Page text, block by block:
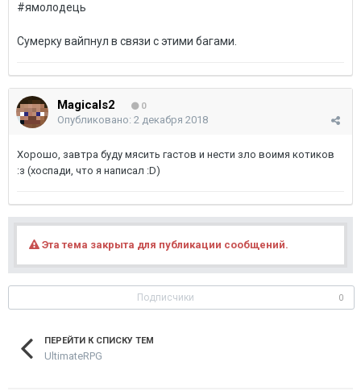
#ямолодець
Сумерку вайпнул в связи с этими багами.
Magicals2 0
Опубликовано: 2 декабря 2018
Хорошо, завтра буду мясить гастов и нести зло воимя котиков
:з (хоспади, что я написал :D)
Эта тема закрыта для публикации сообщений.
Подписчики 0
ПЕРЕЙТИ К СПИСКУ ТЕМ
UltimateRPG